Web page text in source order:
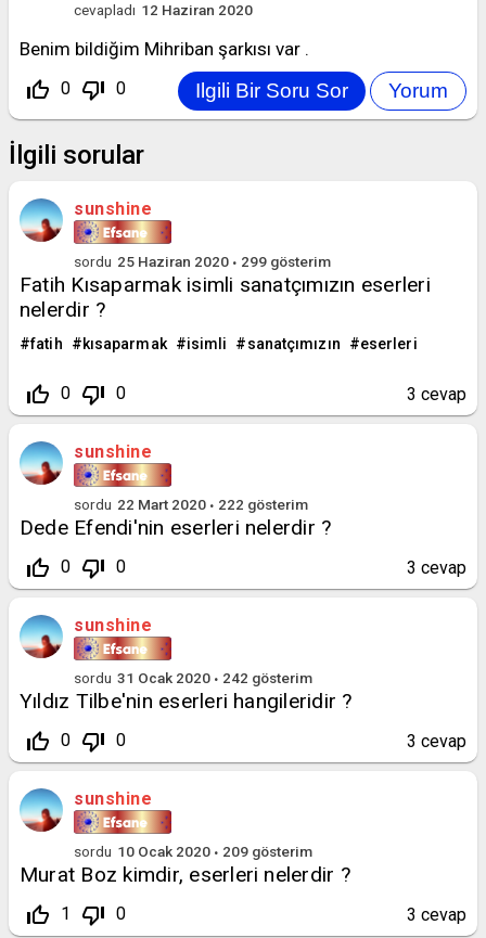
cevapladı 12 Haziran 2020
Benim bildiğim Mihriban şarkısı var .
thumb_up_off_alt 0 thumb_down_off_alt 0
İlgili sorular
sunshine
sordu 25 Haziran 2020 299 gösterim
Fatih Kısaparmak isimli sanatçımızın eserleri
nelerdir ?
fatih kısaparmak isimli sanatçımızın eserleri
thumb_up_off_alt 0 thumb_down_off_alt 0 3 cevap
sunshine
sordu 22 Mart 2020 222 gösterim
Dede Efendi'nin eserleri nelerdir ?
thumb_up_off_alt 0 thumb_down_off_alt 0 3 cevap
sunshine
sordu 31 Ocak 2020 242 gösterim
Yıldız Tilbe'nin eserleri hangileridir ?
thumb_up_off_alt 0 thumb_down_off_alt 0 3 cevap
sunshine
sordu 10 Ocak 2020 209 gösterim
Murat Boz kimdir, eserleri nelerdir ?
thumb_up_off_alt 1 thumb_down_off_alt 0 3 cevap